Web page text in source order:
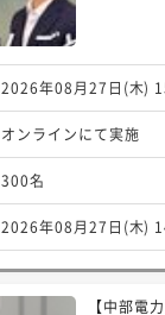
2026年08月27日(木)
オンラインにて実施
300名
2026年08月27日(木)
【中部電